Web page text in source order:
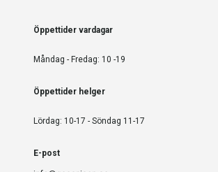
Öppettider vardagar
Måndag - Fredag: 10 -19
Öppettider helger
Lördag: 10-17 - Söndag 11-17
E-post